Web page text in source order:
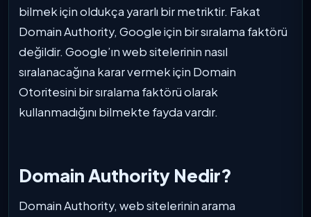
bilmek için oldukça yararlı bir metriktir. Fakat
Domain Authority, Google için bir sıralama faktörü
değildir. Google’ın web sitelerinin nasıl
sıralanacağına karar vermek için Domain
Otoritesini bir sıralama faktörü olarak
kullanmadığını bilmekte fayda vardır.
Domain Authority Nedir?
Domain Authority, web sitelerinin arama